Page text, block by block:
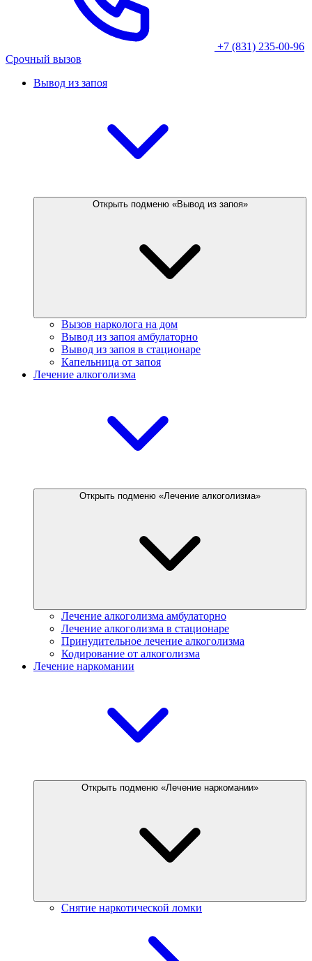
+7 (831) 235-00-96
Срочный вызов
Вывод из запоя
Открыть подменю «Вывод из запоя»
Вызов нарколога на дом
Вывод из запоя амбулаторно
Вывод из запоя в стационаре
Капельница от запоя
Лечение алкоголизма
Открыть подменю «Лечение алкоголизма»
Лечение алкоголизма амбулаторно
Лечение алкоголизма в стационаре
Принудительное лечение алкоголизма
Кодирование от алкоголизма
Лечение наркомании
Открыть подменю «Лечение наркомании»
Снятие наркотической ломки